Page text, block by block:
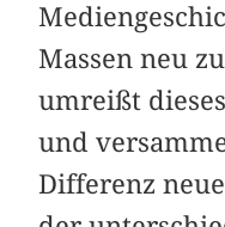
Massen neu
umreißt
und
Differenz